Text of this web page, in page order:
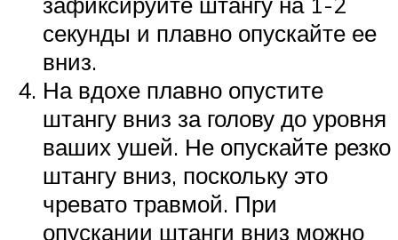
секунды и плавно опускайте ее
вниз.
На вдохе плавно опустите
штангу вниз за голову до уровня
ваших ушей. Не опускайте резко
штангу вниз, поскольку это
чревато травмой. При
опускании штанги вниз можно